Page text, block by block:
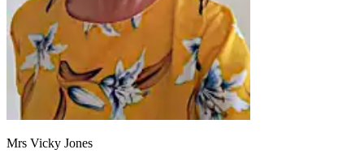
Mrs Vicky Jones